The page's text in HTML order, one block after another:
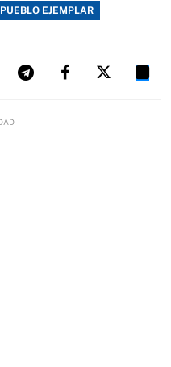
PUEBLO EJEMPLAR